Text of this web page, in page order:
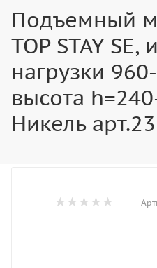
Подъемный
TOP STAY SE,
нагрузки
высота
Никель